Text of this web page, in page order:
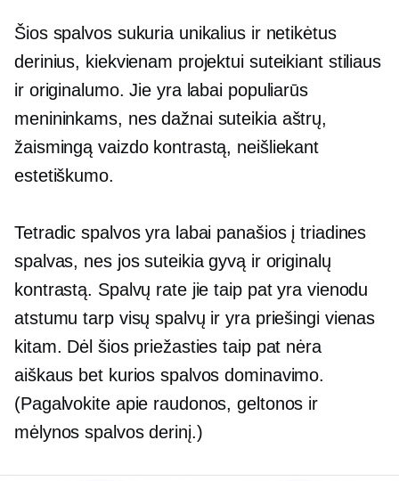
Šios spalvos sukuria unikalius ir netikėtus
derinius, kiekvienam projektui suteikiant stiliaus
ir originalumo. Jie yra labai populiarūs
menininkams, nes dažnai suteikia aštrų,
žaismingą vaizdo kontrastą, neišliekant
estetiškumo.
Tetradic spalvos yra labai panašios į triadines
spalvas, nes jos suteikia gyvą ir originalų
kontrastą. Spalvų rate jie taip pat yra vienodu
atstumu tarp visų spalvų ir yra priešingi vienas
kitam. Dėl šios priežasties taip pat nėra
aiškaus bet kurios spalvos dominavimo.
(Pagalvokite apie raudonos, geltonos ir
mėlynos spalvos derinį.)